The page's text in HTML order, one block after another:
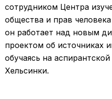
сотрудником Центра
общества и прав
он работает над новым
проектом об источниках
обучаясь на
Хельсинки.